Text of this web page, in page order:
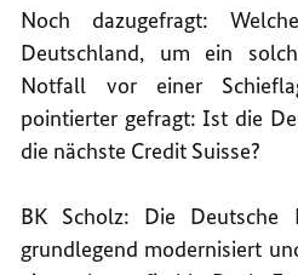
Noch dazugefragt:
Deutschland, um ein
Notfall vor einer
pointierter gefragt: Ist die
die nächste Credit Suisse?
BK Scholz: Die Deutsche
grundlegend modernisiert